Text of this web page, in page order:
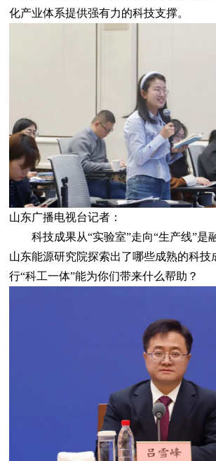
化产业体系提供强有力的科技支撑。
山东广播电视台记者：
科技成果从“实验室”走向“生产线”是
山东能源研究院探索出了哪些成熟的科技
行“科工一体”能为你们带来什么帮助？